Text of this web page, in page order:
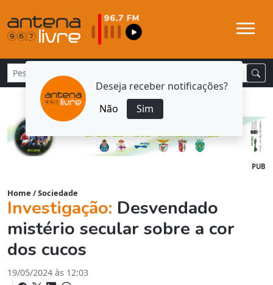
Deseja receber notificações?
Não
Sim
PUB
Home /Sociedade
Investigação: Desvendado
mistério secular sobre a cor
dos cucos
19/05/2024 às 12:03